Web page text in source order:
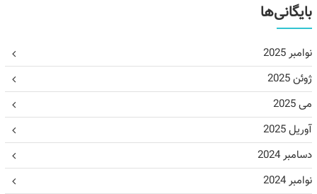
بایگانی‌ها
نوامبر 2025
ژوئن 2025
می 2025
آوریل 2025
دسامبر 2024
نوامبر 2024